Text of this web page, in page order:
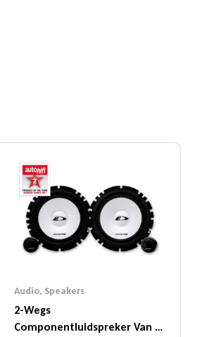
Audio, Speakers
2-Wegs
Componentluidspreker Van 6-